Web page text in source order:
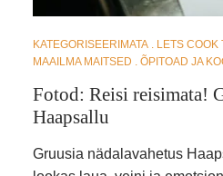
KATEGORISEERIMATA
LETS COOK
MAAILMA MAITSED
ÕPITOAD JA
Fotod: Reisi reisimata!
Haapsallu
Gruusia nädalavahetus